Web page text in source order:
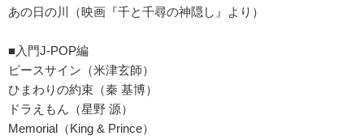
あの日の川（映画『千と千尋の神隠し』より）
■入門J-POP編
ピースサイン（米津玄師）
ひまわりの約束（秦 基博）
ドラえもん（星野 源）
Memorial（King & Prince）